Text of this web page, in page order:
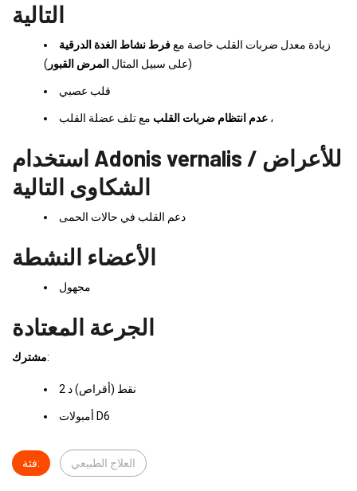
التالية
زيادة معدل ضربات القلب خاصة مع فرط نشاط الغدة الدرقية
(على سبيل المثال المرض القبور )
قلب عصبي
عدم انتظام ضربات القلب مع تلف عضلة القلب ،
استخدام Adonis vernalis للأعراض /
الشكاوى التالية
دعم القلب في حالات الحمى
الأعضاء النشطة
مجهول
الجرعة المعتادة
مشترك:
نقط (أقراص) د 2
أمبولات D6
فئة: العلاج الطبيعي